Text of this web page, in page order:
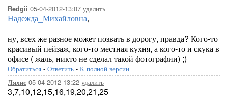
Redgii 05-04-2012-13:07 удалить
Надежда_Михайловна,
ну, всех же разное может позвать в дорогу, правда? Кого-то
красивый пейзаж, кого-то местная кухня, а кого-то и скука в
офисе ( жаль, никто не сделал такой фотографии) ;)
Обратиться - Ответить - К полной версии
Ляхис 05-04-2012-13:22 удалить
3,7,10,12,15,16,19,20,21,25